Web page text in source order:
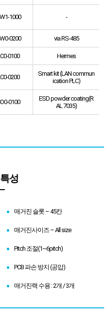
1000 -
0200 via RS-485
0100 Hermes
0200
Smart kit (LAN commun
ication PLC)
0100
ESD powder coating(R
AL 7035)
성
매거진 슬롯 – 45칸
매거진사이즈 – All size
Pitch 조절(1~6pitch)
PCB 파손 방지 (공압)
매거진랙 수용 : 2개 / 3개